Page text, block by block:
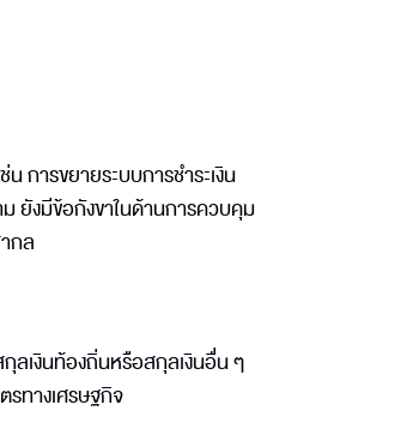
การขยายระบบการชำระเงิน
ยังมีข้อกังขาในด้านการควบคุม
กล
ลเงินท้องถิ่นหรือสกุลเงินอื่น ๆ
ทางเศรษฐกิจ